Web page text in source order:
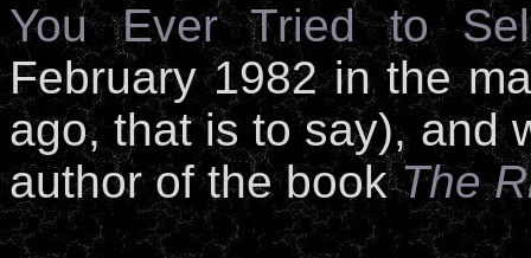
You Ever Tried to
February 1982 in the
ago, that is to say), and
author of the bookThe